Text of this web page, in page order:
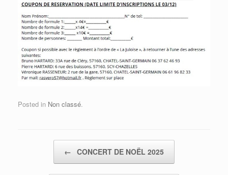
Posted in Non classé.
← CONCERT DE NOËL 2025